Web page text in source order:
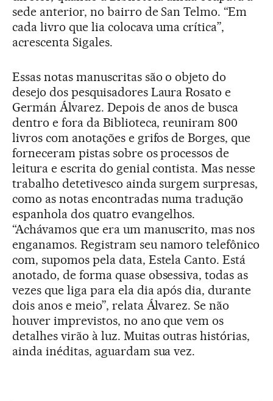
sede anterior, no bairro de San Telmo. “Em
cada livro que lia colocava uma crítica”,
acrescenta Sigales.
Essas notas manuscritas são o objeto do
desejo dos pesquisadores Laura Rosato e
Germán Álvarez. Depois de anos de busca
dentro e fora da Biblioteca, reuniram 800
livros com anotações e grifos de Borges, que
forneceram pistas sobre os processos de
leitura e escrita do genial contista. Mas nesse
trabalho detetivesco ainda surgem surpresas,
como as notas encontradas numa tradução
espanhola dos quatro evangelhos.
“Achávamos que era um manuscrito, mas nos
enganamos. Registram seu namoro telefônico
com, supomos pela data, Estela Canto. Está
anotado, de forma quase obsessiva, todas as
vezes que liga para ela dia após dia, durante
dois anos e meio”, relata Álvarez. Se não
houver imprevistos, no ano que vem os
detalhes virão à luz. Muitas outras histórias,
ainda inéditas, aguardam sua vez.